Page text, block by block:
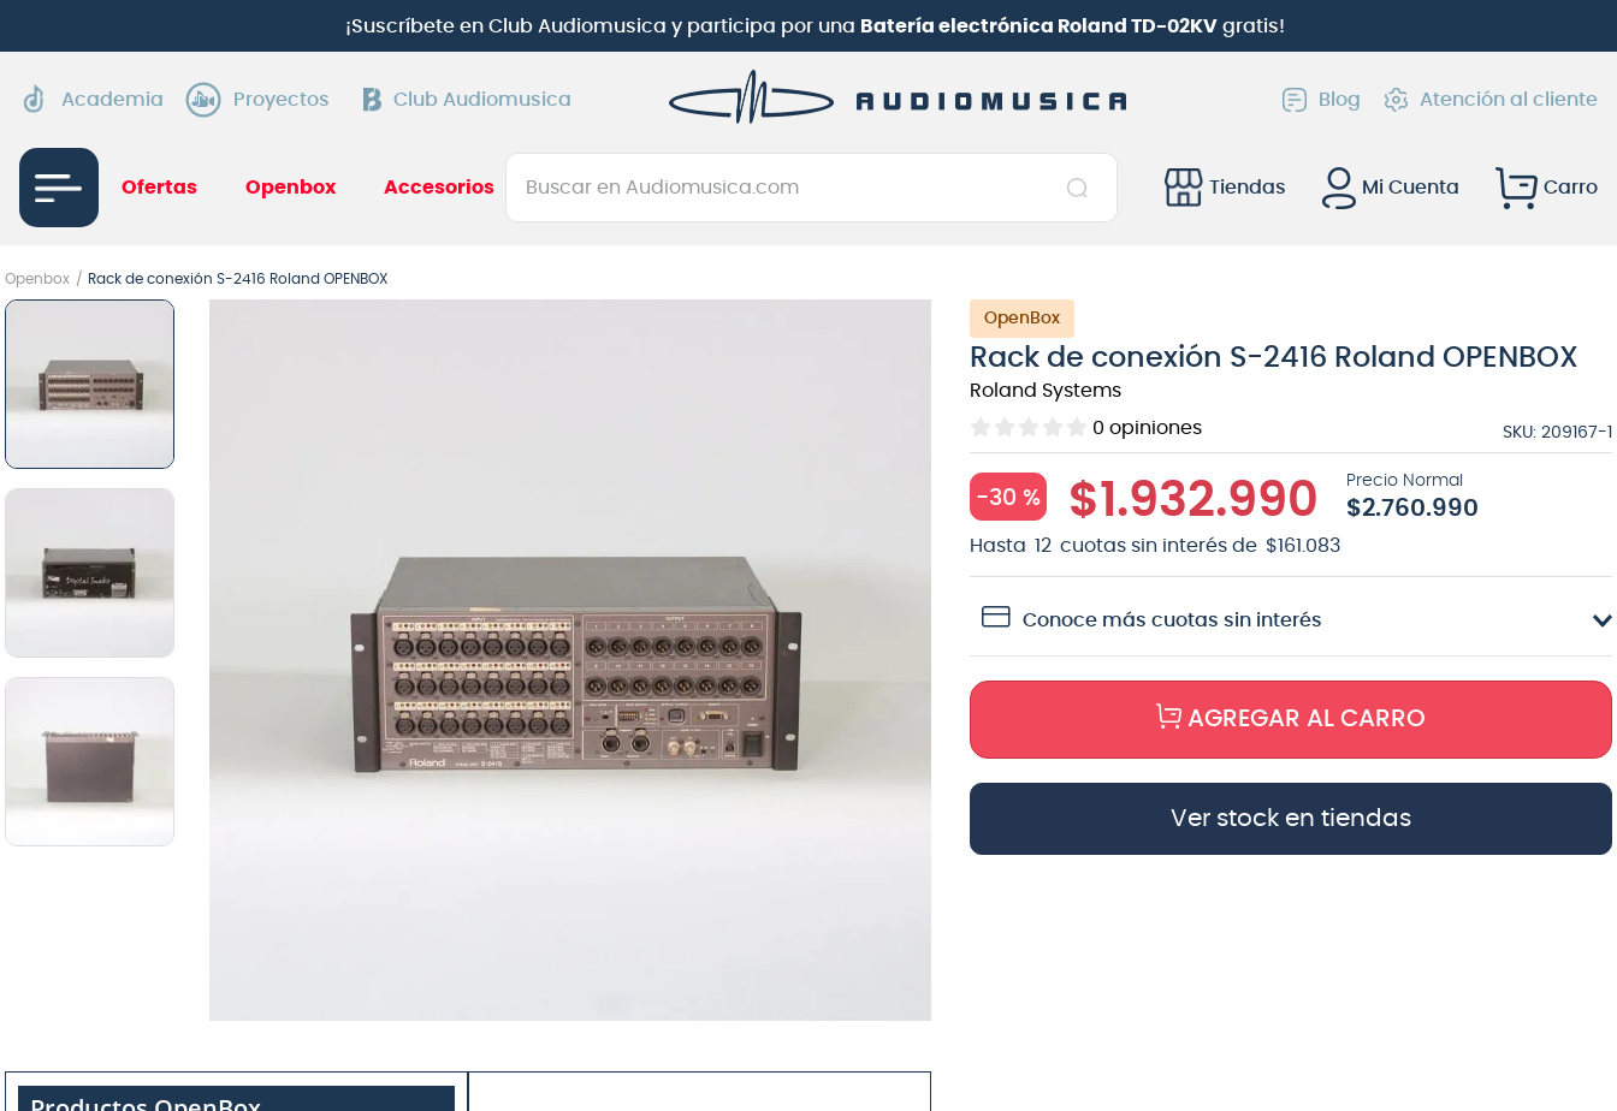
¡Suscríbete en Club Audiomusica y participa por una Batería electrónica Roland TD-02KVgratis!
Academia Proyectos Club Audiomusica Blog Atención al cliente
Ofertas Openbox Accesorios
Buscar en Audiomusica.com
Tiendas
Mi Cuenta
Openbox Rack de conexión S-2416 Roland OPENBOX
OpenBox
Rack de conexión S-2416 Roland OPENBOX
Roland Systems
0 opiniones SKU: 209167-1
-30 % $1 .932.990 $2.760.990
Hasta 12 cuotas sin interés de $161 083
Conoce más cuotas sin interés
AGREGAR AL CARRO
Ver stock en tiendas
9.
micrófono
10. violin